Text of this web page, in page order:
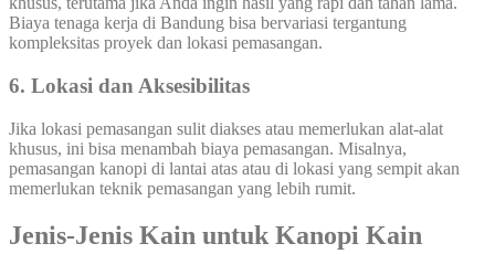
Biaya tenaga kerja di Bandung bisa bervariasi tergantung
kompleksitas proyek dan lokasi pemasangan.
6. Lokasi dan Aksesibilitas
Jika lokasi pemasangan sulit diakses atau memerlukan alat-alat
khusus, ini bisa menambah biaya pemasangan. Misalnya,
pemasangan kanopi di lantai atas atau di lokasi yang sempit akan
memerlukan teknik pemasangan yang lebih rumit.
Jenis-Jenis Kain untuk Kanopi Kain